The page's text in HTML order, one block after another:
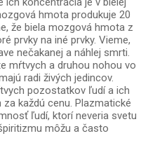
hmota produkuje 20
že biela mozgová hmota z
prvky na iné prvky. Vieme,
nečakanej a náhlej smrti.
mŕtvych a druhou nohou vo
radi živých jedincov.
pozostatkov ľudí a ich
každú cenu. Plazmatické
ľudí, ktorí neveria svetu
môžu a často